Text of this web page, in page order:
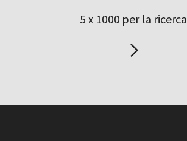
5 x 1000 per la ricerca